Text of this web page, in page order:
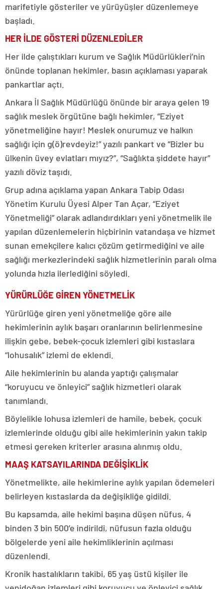
marifetiyle gösteriler ve yürüyüşler düzenlemeye
başladı.
HER İLDE GÖSTERİ DÜZENLEDİLER
Her ilde çalıştıkları kurum ve Sağlık Müdürlükleri’nin
önünde toplanan hekimler, basın açıklaması yaparak
pankartlar açtı.
Ankara İl Sağlık Müdürlüğü önünde bir araya gelen 19
sağlık meslek örgütüne bağlı hekimler, “Eziyet
yönetmeliğine hayır! Meslek onurumuz ve halkın
sağlığı için g(ö)revdeyiz!” yazılı pankart ve “Bizler bu
ülkenin üvey evlatları mıyız?”, “Sağlıkta şiddete hayır”
yazılı döviz taşıdı.
Grup adına açıklama yapan Ankara Tabip Odası
Yönetim Kurulu Üyesi Alper Tan Açar, “Eziyet
Yönetmeliği” olarak adlandırdıkları yeni yönetmelik ile
yapılan düzenlemelerin hiçbirinin vatandaşa ve hizmet
sunan emekçilere kalıcı çözüm getirmediğini ve aile
sağlığı merkezlerindeki sağlık hizmetlerinin paralı olma
yolunda hızla ilerlediğini söyledi.
YÜRÜRLÜĞE GİREN YÖNETMELİK
Yürürlüğe giren yeni yönetmeliğe göre aile
hekimlerinin aylık başarı oranlarının belirlenmesine
ilişkin gebe, bebek-çocuk izlemleri gibi kıstaslara
“lohusalık” izlemi de eklendi.
Aile hekimlerinin bu alanda yaptığı çalışmalar
“koruyucu ve önleyici” sağlık hizmetleri olarak
tanımlandı.
Böylelikle lohusa izlemleri de hamile, bebek, çocuk
izlemlerinde olduğu gibi aile hekimlerinin yakın takip
etmesi gereken kriterler arasına alınmış oldu.
MAAŞ KATSAYILARINDA DEĞİŞİKLİK
Yönetmelikte, aile hekimlerine aylık yapılan ödemeleri
belirleyen kıstaslarda da değişikliğe gidildi.
Bu kapsamda, aile hekimi başına düşen nüfus, 4
binden 3 bin 500’e indirildi, nüfusun fazla olduğu
bölgelerde yeni aile hekimliklerinin açılması
düzenlendi.
Kronik hastalıkların takibi, 65 yaş üstü kişiler ile